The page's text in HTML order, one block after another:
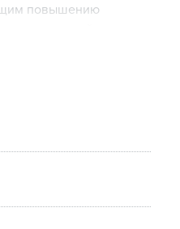
повышению
и сократит
и на улице.
и пылезащитные